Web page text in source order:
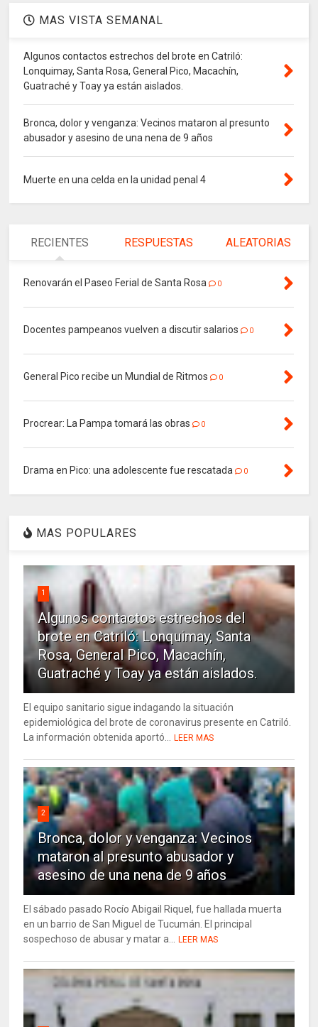
MAS VISTA SEMANAL
Algunos contactos estrechos del brote en Catriló:
Lonquimay, Santa Rosa, General Pico, Macachín,
Guatraché y Toay ya están aislados.
Bronca, dolor y venganza: Vecinos mataron al presunto
abusador y asesino de una nena de 9 años
Muerte en una celda en la unidad penal 4
RECIENTES RESPUESTAS ALEATORIAS
Renovarán el Paseo Ferial de Santa Rosa 0
Docentes pampeanos vuelven a discutir salarios 0
General Pico recibe un Mundial de Ritmos 0
Procrear: La Pampa tomará las obras 0
Drama en Pico: una adolescente fue rescatada 0
MAS POPULARES
1
Algunos contactos estrechos del
brote en Catriló: Lonquimay, Santa
Rosa, General Pico, Macachín,
Guatraché y Toay ya están aislados.
El equipo sanitario sigue indagando la situación
epidemiológica del brote de coronavirus presente en Catriló.
La información obtenida aportó...
LEER MAS
2
Bronca, dolor y venganza: Vecinos
mataron al presunto abusador y
asesino de una nena de 9 años
El sábado pasado Rocío Abigail Riquel, fue hallada muerta
en un barrio de San Miguel de Tucumán. El principal
sospechoso de abusar y matar a...
LEER MAS